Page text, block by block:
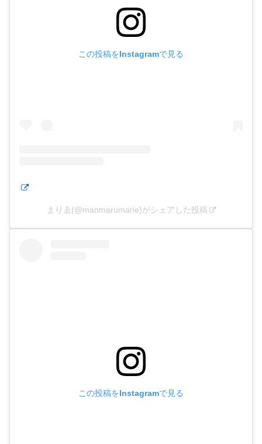
この投稿をInstagramで見る
まりゑ(@manmarumarie)がシェアした投稿
この投稿をInstagramで見る